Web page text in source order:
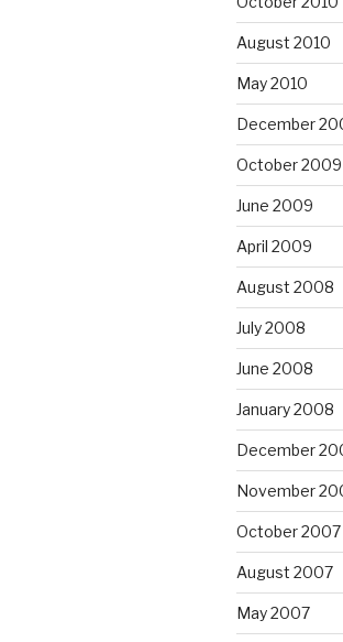
August 2010
May 2010
December
October 2009
June 2009
April 2009
August 2008
July 2008
June 2008
January 2008
December
November
October 2007
August 2007
May 2007